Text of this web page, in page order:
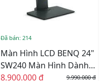
Đã bán: 214
Màn Hình LCD BENQ 24"
SW240 Màn Hình Dành
Cho Nhiếp Ảnh Gia
8.900.000 đ 9.990.000 đ